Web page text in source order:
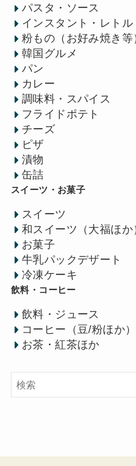
パスタ・ソース
インスタント・レトル
粉もの（お好み焼き等
韓国グルメ
パン
カレー
調味料・スパイス
フライドポテト
チーズ
ピザ
漬物
缶詰
スイーツ・お菓子
スイーツ
和スイーツ（大福ほか
お菓子
牛乳パックデザート
冷凍ケーキ
飲料・コーヒー
飲料・ジュース
コーヒー（豆/粉ほか）
お茶・紅茶ほか